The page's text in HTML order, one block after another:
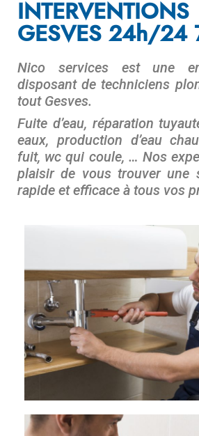
GESVES 24h/24
Nico services est une
disposant de techniciens
tout Gesves.
Fuite d’eau, réparation
eaux, production d’eau
fuit, wc qui coule, … Nos
plaisir de vous trouver une
rapide et efficace à tous vos